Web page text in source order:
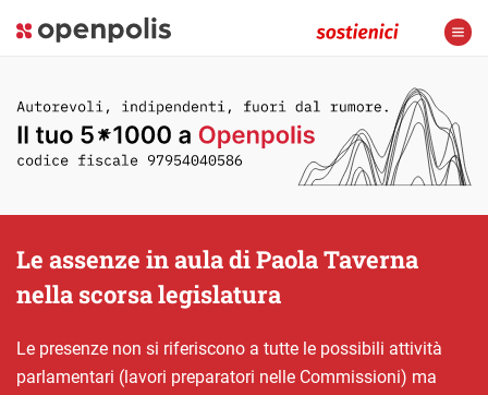
Le assenze in aula di Paola Taverna
nella scorsa legislatura
Le presenze non si riferiscono a tutte le possibili attività
parlamentari (lavori preparatori nelle Commissioni) ma